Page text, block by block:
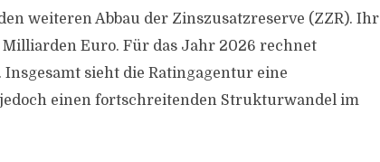
weiteren Abbau der Zinszusatzreserve (ZZR). Ihr
Euro. Für das Jahr 2026 rechnet
sieht die Ratingagentur eine
einen fortschreitenden Strukturwandel im